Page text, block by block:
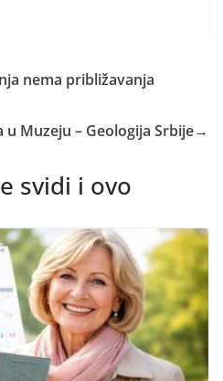
nema približavanja
u Muzeju – Geologija Srbije→
svidi i ovo